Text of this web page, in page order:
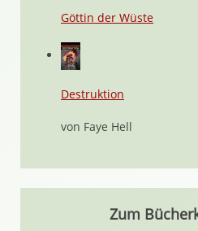
Göttin der Wüste
Destruktion
von Faye Hell
Zum